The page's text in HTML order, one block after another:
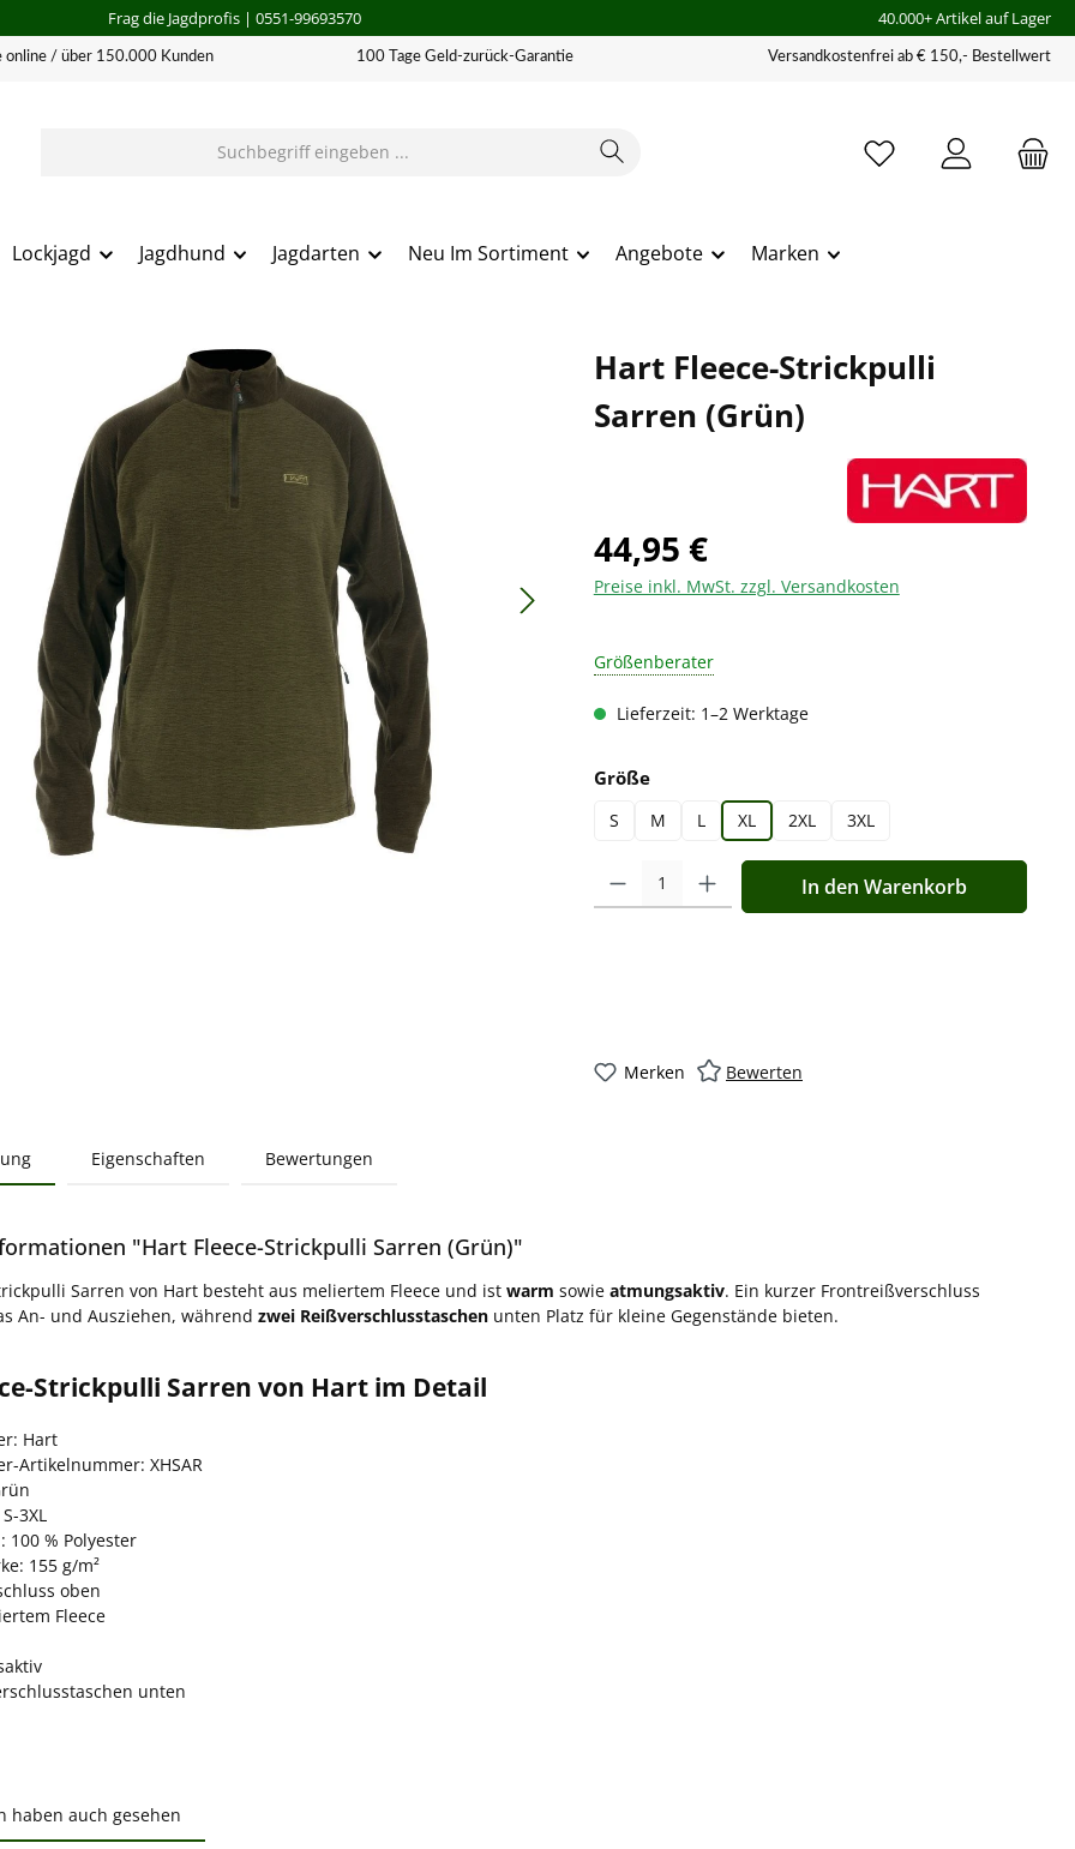
Frag die Jagdprofis| 0551-99693570 40.000+ Artikel auf Lager
online / über 150.000 Kunden 100 Tage Geld-zurück-Garantie Versandkostenfrei ab € 150,- Bestellwert
Lockjagd Jagdhund Jagdarten Neu Im Sortiment Angebote Marken
Hart Fleece-Strickpulli
Sarren (Grün)
44,95 €
Preise inkl. MwSt. zzgl. Versandkosten
Größenberater
Lieferzeit: 1–2 Werktage
Größeauswählen
S M L XL 2XL 3XL
Produkt Anzahl: Gib den gewünschten Wert ein oder
In den Warenkorb
Merken Bewerten
Eigenschaften Bewertungen
"Hart Fleece-Strickpulli Sarren (Grün)"
Sarren von Hart besteht aus meliertem Fleece und ist warm sowie atmungsaktiv. Ein kurzer Frontreißverschluss
An- und Ausziehen, während zwei Reißverschlusstaschen unten Platz für kleine Gegenstände bieten.
Strickpulli Sarren von Hart im Detail
Hart
Artikelnummer: XHSAR
3XL
100 % Polyester
155 g/m²
oben
Fleece
unten
haben auch gesehen